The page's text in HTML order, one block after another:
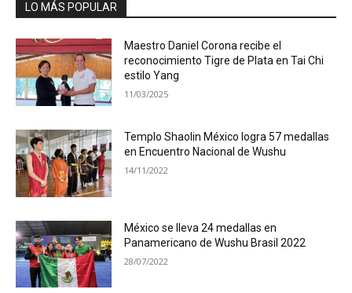
LO MÁS POPULAR
Maestro Daniel Corona recibe el
reconocimiento Tigre de Plata en Tai Chi
estilo Yang
11/03/2025
Templo Shaolin México logra 57 medallas
en Encuentro Nacional de Wushu
14/11/2022
México se lleva 24 medallas en
Panamericano de Wushu Brasil 2022
28/07/2022